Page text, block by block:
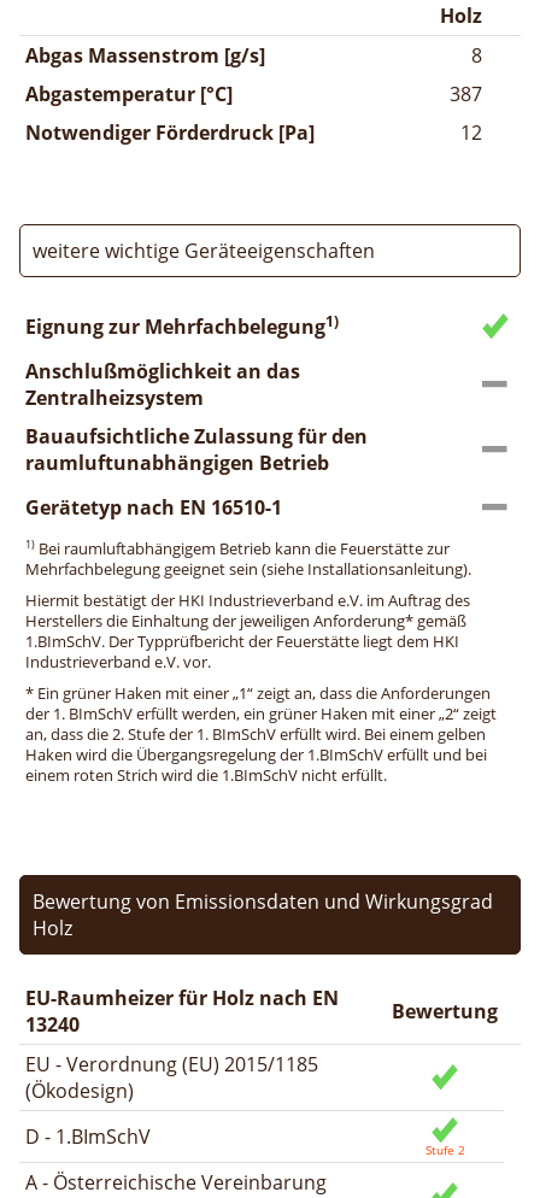
Holz
Abgas Massenstrom [g/s]
8
Abgastemperatur [°C]
387
Notwendiger Förderdruck [Pa]
12
weitere wichtige Geräteeigenschaften
Eignung zur Mehrfachbelegung1)
Anschlußmöglichkeit an das
Zentralheizsystem
Bauaufsichtliche Zulassung für den
raumluftunabhängigen Betrieb
Gerätetyp nach EN 16510-1
1) Bei raumluftabhängigem Betrieb kann die Feuerstätte zur
Mehrfachbelegung geeignet sein (siehe Installationsanleitung).
Hiermit bestätigt der HKI Industrieverband e.V. im Auftrag des
Herstellers die Einhaltung der jeweiligen Anforderung* gemäß
1.BImSchV. Der Typprüfbericht der Feuerstätte liegt dem HKI
Industrieverband e.V. vor.
* Ein grüner Haken mit einer „1“ zeigt an, dass die Anforderungen
der 1. BImSchV erfüllt werden, ein grüner Haken mit einer „2“ zeigt
an, dass die 2. Stufe der 1. BImSchV erfüllt wird. Bei einem gelben
Haken wird die Übergangsregelung der 1.BImSchV erfüllt und bei
einem roten Strich wird die 1.BImSchV nicht erfüllt.
Bewertung von Emissionsdaten und Wirkungsgrad
Holz
EU-Raumheizer für Holz nach EN
13240
Bewertung
EU - Verordnung (EU) 2015/1185
(Ökodesign)
D - 1.BImSchV
A - Österreichische Vereinbarung